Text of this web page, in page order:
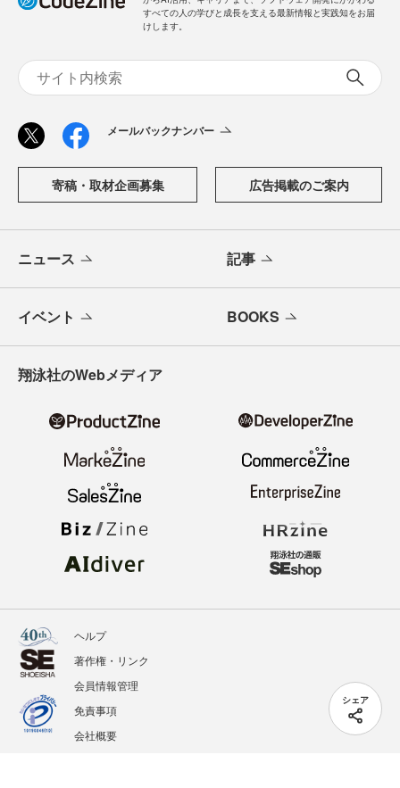
シェア
すべての人の学びと成長を支える最新情報と実践知をお届
けします。
メールバックナンバー
寄稿・取材企画募集 広告掲載のご案内
ニュース 記事
イベント BOOKS
翔泳社のWebメディア
ヘルプ
著作権・リンク
会員情報管理
免責事項
会社概要